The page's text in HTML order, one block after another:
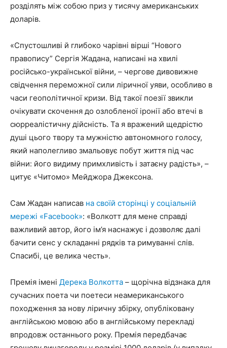
розділять між собою приз у тисячу американських
доларів.
«Спустошливі й глибоко чарівні вірші “Нового
правопису” Сергія Жадана, написані на хвилі
російсько-української війни, – чергове дивовижне
свідчення переможної сили ліричної уяви, особливо в
часи геополітичної кризи. Від такої поезії звикли
очікувати скочення до озлобленої іронії або втечі в
сюрреалістичну дійсність. Та я вражений щедрістю
душі цього твору та мужністю автономного голосу,
який наполегливо змальовує побут життя під час
війни: його видиму примхливість і затаєну радість», –
цитує «Читомо» Мейджора Джексона.
Сам Жадан написав на своїй сторінці у соціальній
мережі «Facebook»: «Волкотт для мене справді
важливий автор, його ім’я наснажує і дозволяє далі
бачити сенс у складанні рядків та римуванні слів.
Спасибі, це велика честь».
Премія імені Дерека Волкотта – щорічна відзнака для
сучасних поета чи поетеси неамериканського
походження за нову ліричну збірку, опубліковану
англійською мовою або в англійському перекладі
впродовж останнього року. Премія передбачає